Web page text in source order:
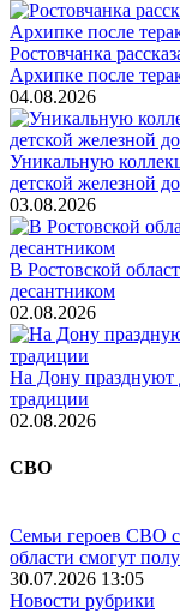
Ростовчанка
Архипке после
04.08.2026
Уникальную
детской железной
03.08.2026
В Ростовской
десантником
02.08.2026
На Дону празднуют
традиции
02.08.2026
СВО
Семьи героев СВО с
области смогут
30.07.2026 13:05
Новости рубрики